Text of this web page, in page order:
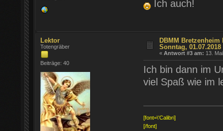
Ich auch!
Lektor
Totengräber
Beiträge: 40
DBMM Bretzenheim
Sonntag, 01.07.2018
«Antwort #3 am: 13.
Ich bin dann im
viel Spaß wie im
[font=\'Calibri]
[/font]